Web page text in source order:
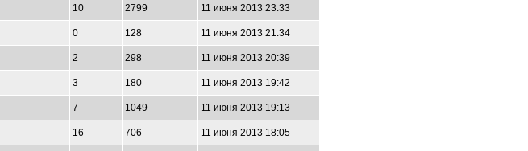
10 2799 11 июня 2013 23:33
0 128 11 июня 2013 21:34
2 298 11 июня 2013 20:39
3 180 11 июня 2013 19:42
7 1049 11 июня 2013 19:13
16 706 11 июня 2013 18:05